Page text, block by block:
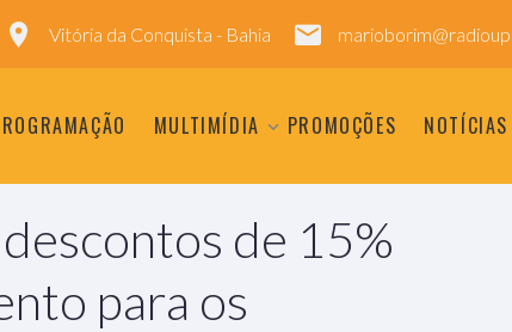
Vitória da Conquista - Bahia
MULTIMÍDIA PROMOÇÕES NOTÍCIAS
de 15%
para os